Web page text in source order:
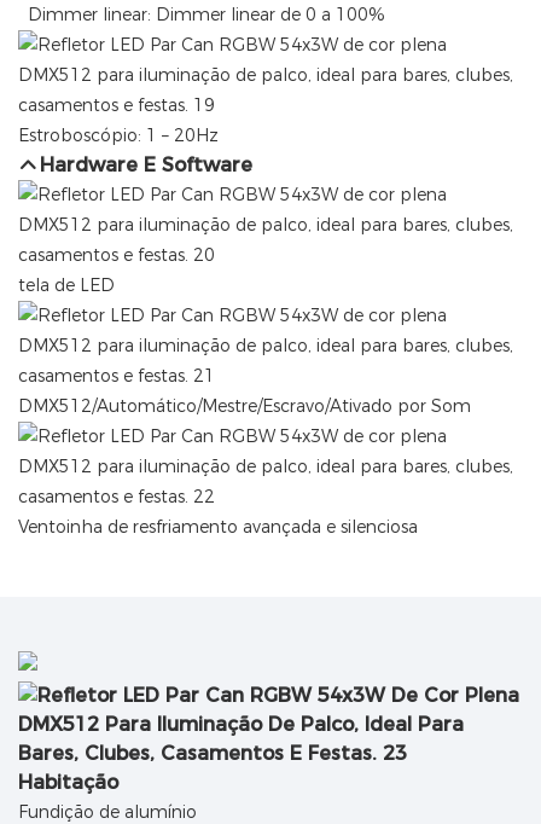
Dimmer linear: Dimmer linear de 0 a 100%
Estroboscópio: 1 – 20Hz
Hardware E Software
tela de LED
DMX512/Automático/Mestre/Escravo/Ativado por Som
Ventoinha de resfriamento avançada e silenciosa
Habitação
Fundição de alumínio